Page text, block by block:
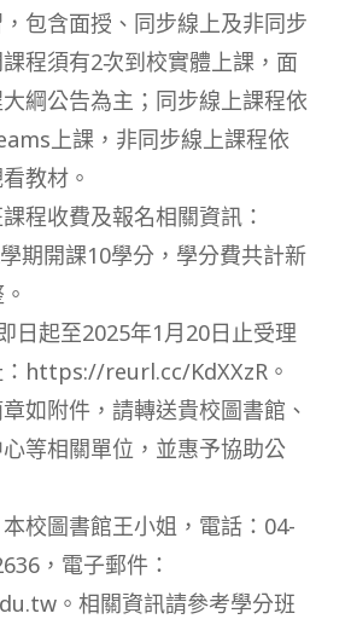
包含面授、同步線上及非同步
程須有2次到校實體上課，面
綱公告為主；同步線上課程依
上課，非同步線上課程依
教材。
程收費及報名相關資訊：
期開課10學分，學分費共計新
日起至2025年1月20日止受理
https://reurl.cc/KdXXzR。
如附件，請轉送貴校圖書館、
等相關單位，並惠予協助公
校圖書館王小姐，電話：04-
，電子郵件：
。相關資訊請參考學分班